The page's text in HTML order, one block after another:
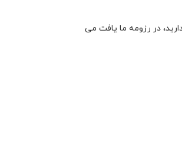
در رزومه ما یافت می